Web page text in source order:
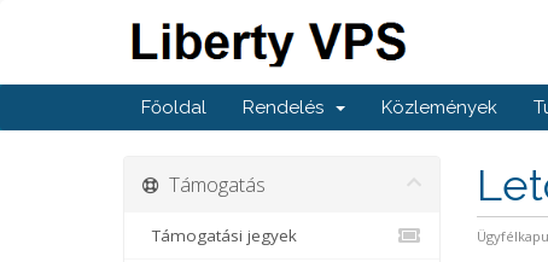
Főoldal Rendelés Közlemények
Ügyfélkapu
Támogatás
Támogatási jegyek